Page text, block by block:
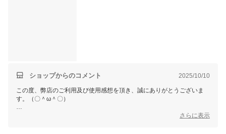
ショップからのコメント 2025/10/10
この度、弊店のご利用及び使用感想を頂き、誠にありがとうございま
す。（〇＾ω＾〇）
ご多用にもかかわらず、丁寧なご使用感想をいただき本当に嬉しい限り
さらに表示